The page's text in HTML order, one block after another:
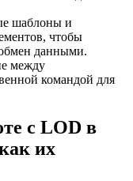
шаблоны и
чтобы
данными.
между
командой для
с LOD в
их